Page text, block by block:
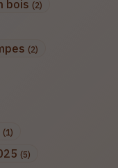
bois (2)
(2)
(1)
(5)